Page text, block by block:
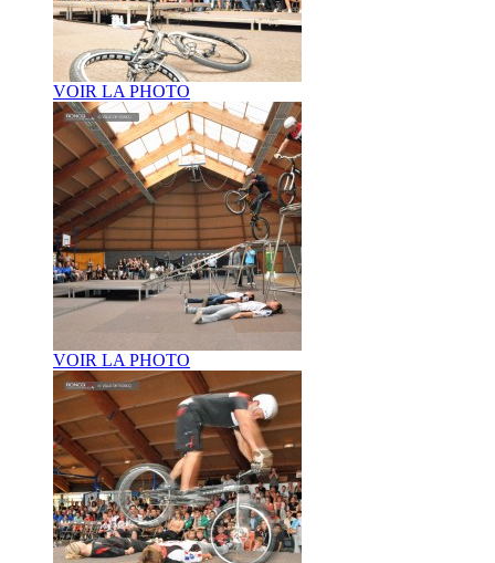
VOIR LA PHOTO
VOIR LA PHOTO